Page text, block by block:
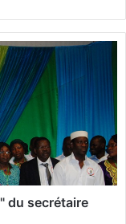
du secrétaire